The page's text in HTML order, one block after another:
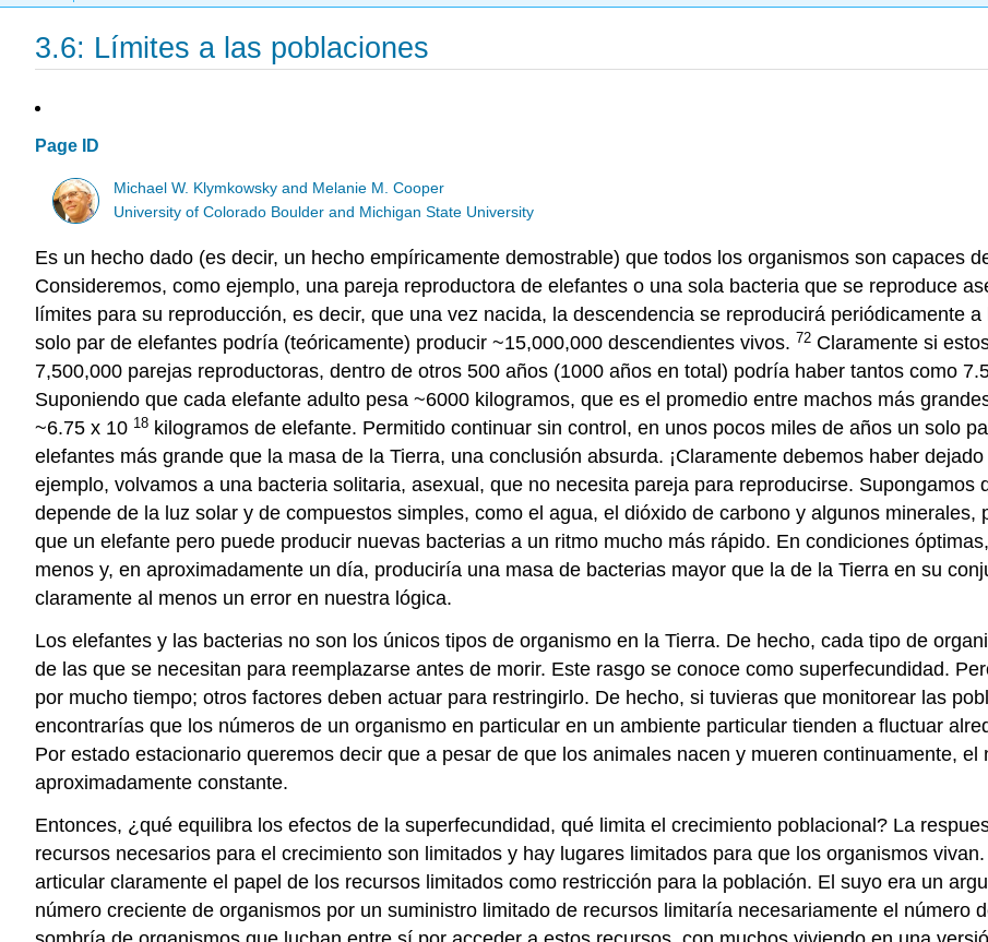
3.6: Límites a las poblaciones
Page ID
Michael W. Klymkowsky and Melanie M. Cooper
University of Colorado Boulder and Michigan State University
Es un hecho dado (es decir, un hecho empíricamente demostrable) que todos los organismos son capaces
Consideremos, como ejemplo, una pareja reproductora de elefantes o una sola bacteria que se reproduce
límites para su reproducción, es decir, que una vez nacida, la descendencia se reproducirá periódicamente
solo par de elefantes podría (teóricamente) producir ~15,000,000 descendientes vivos. 72 Claramente si
7,500,000 parejas reproductoras, dentro de otros 500 años (1000 años en total) podría haber tantos como
Suponiendo que cada elefante adulto pesa ~6000 kilogramos, que es el promedio entre machos más
~6.75 x 10 18 kilogramos de elefante. Permitido continuar sin control, en unos pocos miles de años un solo
elefantes más grande que la masa de la Tierra, una conclusión absurda. ¡Claramente debemos haber
ejemplo, volvamos a una bacteria solitaria, asexual, que no necesita pareja para reproducirse.
depende de la luz solar y de compuestos simples, como el agua, el dióxido de carbono y algunos
que un elefante pero puede producir nuevas bacterias a un ritmo mucho más rápido. En condiciones
menos y, en aproximadamente un día, produciría una masa de bacterias mayor que la de la Tierra en su
claramente al menos un error en nuestra lógica.
Los elefantes y las bacterias no son los únicos tipos de organismo en la Tierra. De hecho, cada tipo de
de las que se necesitan para reemplazarse antes de morir. Este rasgo se conoce como superfecundidad.
por mucho tiempo; otros factores deben actuar para restringirlo. De hecho, si tuvieras que monitorear las
encontrarías que los números de un organismo en particular en un ambiente particular tienden a fluctuar
Por estado estacionario queremos decir que a pesar de que los animales nacen y mueren continuamente,
aproximadamente constante.
Entonces, ¿qué equilibra los efectos de la superfecundidad, qué limita el crecimiento poblacional? La
recursos necesarios para el crecimiento son limitados y hay lugares limitados para que los organismos
articular claramente el papel de los recursos limitados como restricción para la población. El suyo era un
número creciente de organismos por un suministro limitado de recursos limitaría necesariamente el número